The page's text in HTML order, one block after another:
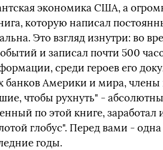
экономика США, а
которую написал
Это взгляд изнутри: во
и записал почти 500
среди героев его
Америки и мира, члены
чтобы рухнуть" -
по этой книге,
глобус". Перед вами - одна
годы.